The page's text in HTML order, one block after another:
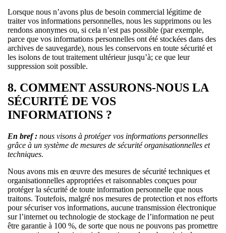
Lorsque nous n’avons plus de besoin commercial légitime de
traiter vos informations personnelles, nous les supprimons ou les
rendons anonymes ou, si cela n’est pas possible (par exemple,
parce que vos informations personnelles ont été stockées dans des
archives de sauvegarde), nous les conservons en toute sécurité et
les isolons de tout traitement ultérieur jusqu’à; ce que leur
suppression soit possible.
8. COMMENT ASSURONS-NOUS LA
SÉCURITÉ DE VOS
INFORMATIONS ?
En bref : nous visons à protéger vos informations personnelles
grâce à un système de mesures de sécurité organisationnelles et
techniques.
Nous avons mis en œuvre des mesures de sécurité techniques et
organisationnelles appropriées et raisonnables conçues pour
protéger la sécurité de toute information personnelle que nous
traitons. Toutefois, malgré nos mesures de protection et nos efforts
pour sécuriser vos informations, aucune transmission électronique
sur l’internet ou technologie de stockage de l’information ne peut
être garantie à 100 %, de sorte que nous ne pouvons pas promettre